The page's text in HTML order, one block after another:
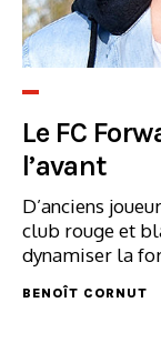
Le FC
l’avant
D’anciens
club rouge et
dynamiser la
BENOÎT CORNUT